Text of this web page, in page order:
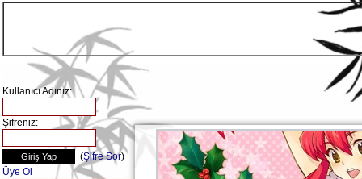
Kullanıcı Adınız:
Şifreniz:
(Şifre Sor)
Üye Ol